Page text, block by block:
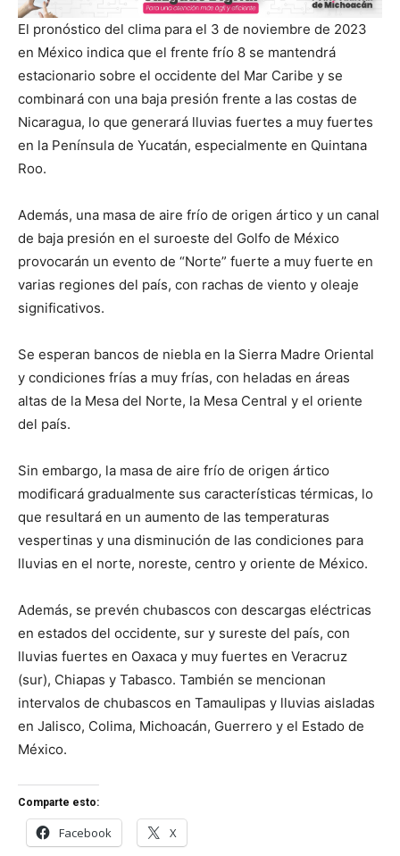
El pronóstico del clima para el 3 de noviembre de 2023
en México indica que el frente frío 8 se mantendrá
estacionario sobre el occidente del Mar Caribe y se
combinará con una baja presión frente a las costas de
Nicaragua, lo que generará lluvias fuertes a muy fuertes
en la Península de Yucatán, especialmente en Quintana
Roo.
Además, una masa de aire frío de origen ártico y un canal
de baja presión en el suroeste del Golfo de México
provocarán un evento de “Norte” fuerte a muy fuerte en
varias regiones del país, con rachas de viento y oleaje
significativos.
Se esperan bancos de niebla en la Sierra Madre Oriental
y condiciones frías a muy frías, con heladas en áreas
altas de la Mesa del Norte, la Mesa Central y el oriente
del país.
Sin embargo, la masa de aire frío de origen ártico
modificará gradualmente sus características térmicas, lo
que resultará en un aumento de las temperaturas
vespertinas y una disminución de las condiciones para
lluvias en el norte, noreste, centro y oriente de México.
Además, se prevén chubascos con descargas eléctricas
en estados del occidente, sur y sureste del país, con
lluvias fuertes en Oaxaca y muy fuertes en Veracruz
(sur), Chiapas y Tabasco. También se mencionan
intervalos de chubascos en Tamaulipas y lluvias aisladas
en Jalisco, Colima, Michoacán, Guerrero y el Estado de
México.
Comparte esto:
Facebook X